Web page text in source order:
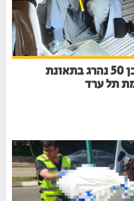
טרגדיה בכביש 80: גבר בן 50 נהרג בתאונת
תל ערד